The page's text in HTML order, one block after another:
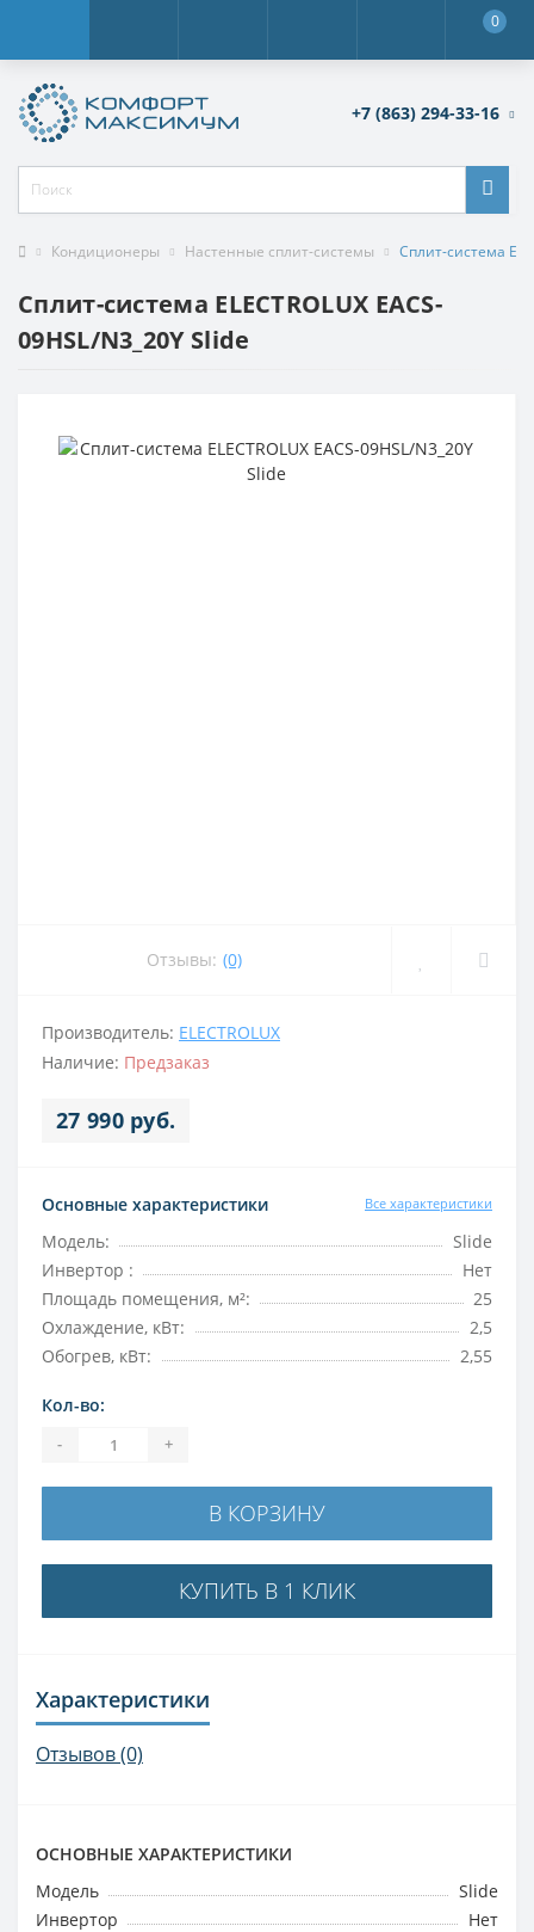
0
+7 (863) 294-33-16
Кондиционеры Настенные сплит-системы Сплит-система
Сплит-система ELECTROLUX EACS-
09HSL/N3_20Y Slide
Отзывы: (0)
Производитель: ELECTROLUX
Наличие: Предзаказ
27 990 руб.
Основные характеристики Все характеристики
Модель:
Slide
Инвертор :
Нет
Площадь помещения, м²:
25
Охлаждение, кВт:
2,5
Обогрев, кВт:
2,55
Кол-во:
- +
В КОРЗИНУ
КУПИТЬ В 1 КЛИК
Характеристики
Отзывов (0)
ОСНОВНЫЕ ХАРАКТЕРИСТИКИ
Модель
Slide
Инвертор
Нет